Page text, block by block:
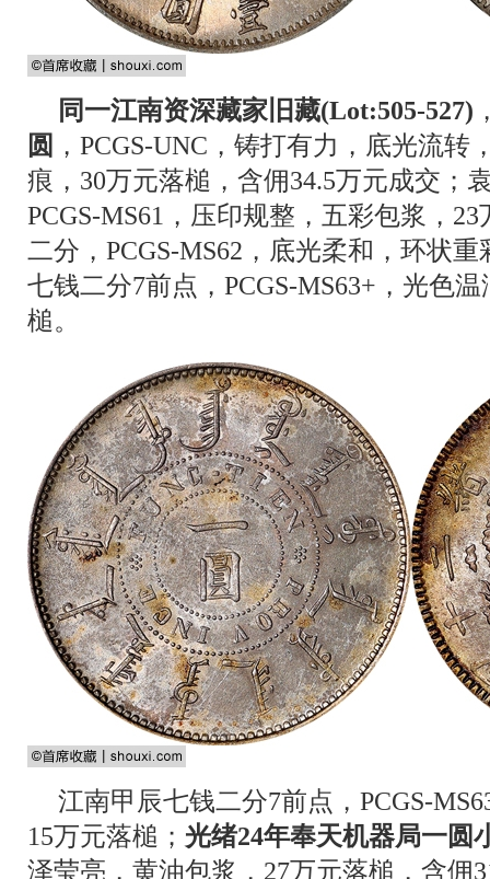
同一江南资深藏家旧藏(Lot:505-527)
圆 ，PCGS-UNC，铸打有力，底光流
痕，30万元落槌，含佣34.5万元成交；
PCGS-MS61，压印规整，五彩包浆，
二分，PCGS-MS62，底光柔和，环状
七钱二分7前点，PCGS-MS63+，光色
槌。
江南甲辰七钱二分7前点，PCGS-
15万元落槌； 光绪24年奉天机器局一圆
泽莹亮，黄油包浆，27万元落槌，含佣